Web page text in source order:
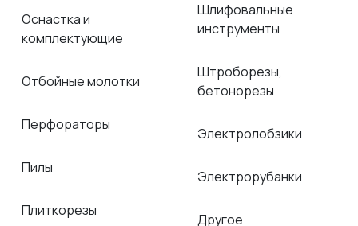
Оснастка и
комплектующие
Отбойные молотки
Перфораторы
Пилы
Плиткорезы
Шлифовальные
инструменты
Штроборезы,
бетонорезы
Электролобзики
Электрорубанки
Другое